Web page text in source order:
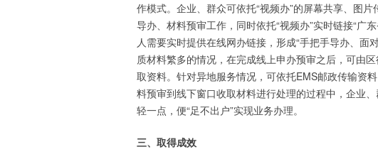
作模式。企业、群众可依托“视频办”的屏幕共享、图
导办、材料预审工作，同时依托“视频办”实时链接“广
人需要实时提供在线网办链接，形成“手把手导办、面
质材料繁多的情况，在完成线上申办预审之后，可由
取资料。针对异地服务情况，可依托EMS邮政传输资
料预审到线下窗口收取材料进行处理的过程中，企业
轻一点，便“足不出户”实现业务办理。
三、取得成效